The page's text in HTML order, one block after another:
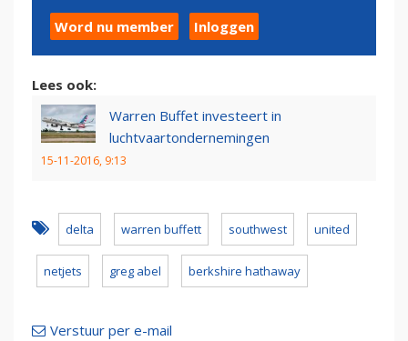
Word nu member Inloggen
Lees ook:
Warren Buffet investeert in
luchtvaartondernemingen
15-11-2016, 9:13
delta warren buffett southwest united
netjets greg abel berkshire hathaway
Verstuur per e-mail